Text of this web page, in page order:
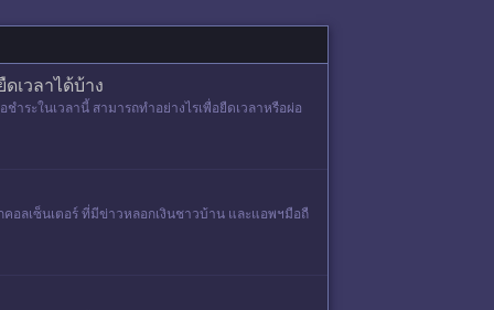
เวลาได้บ้าง
ระในเวลานี้ สามารถทำอย่างไรเพื่อยืดเวลาหรือผ่อ
อลเซ็นเตอร์ ที่มีข่าวหลอกเงินชาวบ้าน และแอพฯมือถื